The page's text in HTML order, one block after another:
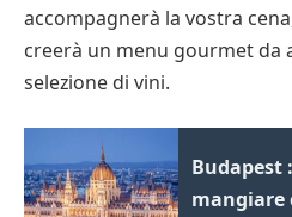
accompagnerà la vostra
creerà un menu gourmet da
selezione di vini.
Budapest
mangiare